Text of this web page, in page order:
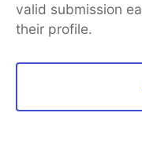
valid submission
their profile.